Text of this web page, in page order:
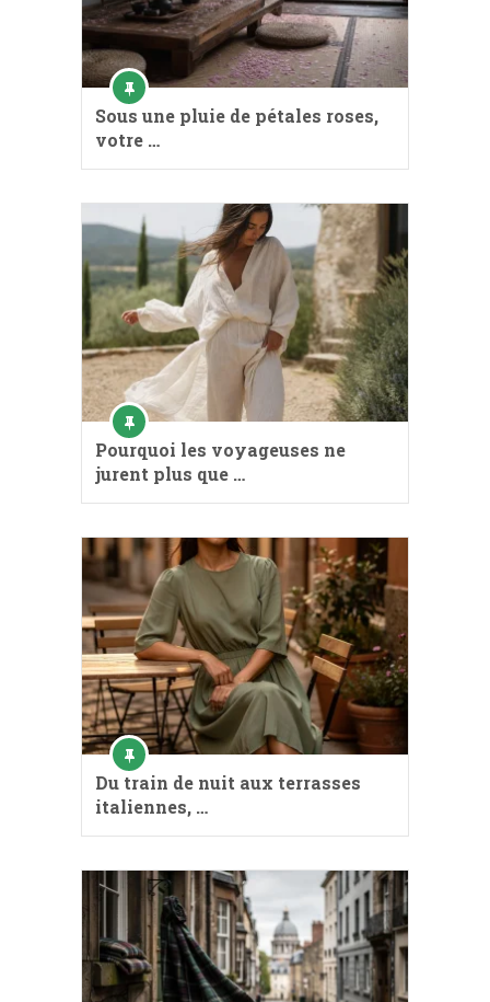
Sous une pluie de pétales roses,
votre …
Pourquoi les voyageuses ne
jurent plus que …
Du train de nuit aux terrasses
italiennes, …